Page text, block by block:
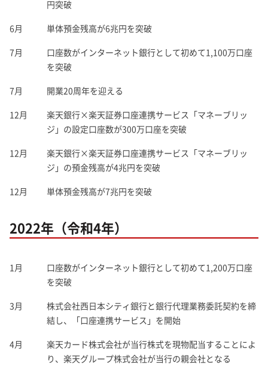
円突破
6月
単体預金残高が6兆円を突破
7月
口座数がインターネット銀行として初めて1,100万口座
を突破
7月
開業20周年を迎える
12月
楽天銀行×楽天証券口座連携サービス「マネーブリッ
ジ」の設定口座数が300万口座を突破
12月
楽天銀行×楽天証券口座連携サービス「マネーブリッ
ジ」の預金残高が4兆円を突破
12月
単体預金残高が7兆円を突破
2022年（令和4年）
1月
口座数がインターネット銀行として初めて1,200万口座
を突破
3月
株式会社西日本シティ銀行と銀行代理業務委託契約を締
結し、「口座連携サービス」を開始
4月
楽天カード株式会社が当行株式を現物配当することによ
り、楽天グループ株式会社が当行の親会社となる